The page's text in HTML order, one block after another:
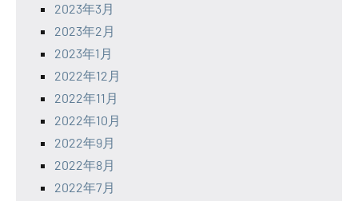
2023年3月
2023年2月
2023年1月
2022年12月
2022年11月
2022年10月
2022年9月
2022年8月
2022年7月